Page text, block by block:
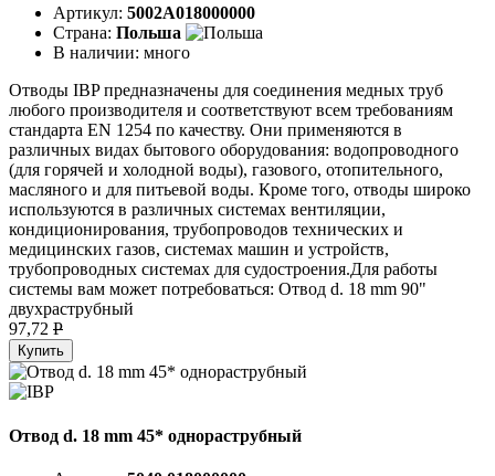
Артикул: 5002A018000000
Страна: Польша
В наличии: много
Отводы IBP предназначены для соединения медных труб
любого производителя и соответствуют всем требованиям
стандарта EN 1254 по качеству. Они применяются в
различных видах бытового оборудования: водопроводного
(для горячей и холодной воды), газового, отопительного,
масляного и для питьевой воды. Кроме того, отводы широко
используются в различных системах вентиляции,
кондиционирования, трубопроводов технических и
медицинских газов, системах машин и устройств,
трубопроводных системах для судостроения.Для работы
системы вам может потребоваться: Отвод d. 18 mm 90"
двухраструбный
97,72 P
Купить
Отвод d. 18 mm 45* однораструбный